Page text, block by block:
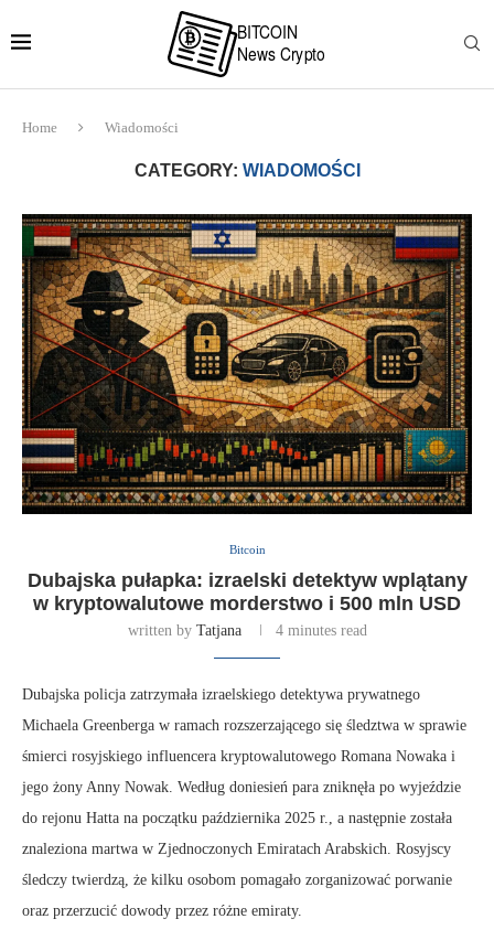
Home Wiadomości
CATEGORY: WIADOMOŚCI
Bitcoin
Dubajska pułapka: izraelski detektyw wplątany
w kryptowalutowe morderstwo i 500 mln USD
written by Tatjana 4 minutes read
Dubajska policja zatrzymała izraelskiego detektywa prywatnego
Michaela Greenberga w ramach rozszerzającego się śledztwa w sprawie
śmierci rosyjskiego influencera kryptowalutowego Romana Nowaka i
jego żony Anny Nowak. Według doniesień para zniknęła po wyjeździe
do rejonu Hatta na początku października 2025 r., a następnie została
znaleziona martwa w Zjednoczonych Emiratach Arabskich. Rosyjscy
śledczy twierdzą, że kilku osobom pomagało zorganizować porwanie
oraz przerzucić dowody przez różne emiraty.